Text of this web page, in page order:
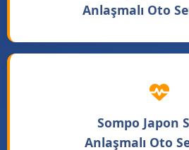
Anlaşmalı Oto
Sompo Japon
Anlaşmalı Oto